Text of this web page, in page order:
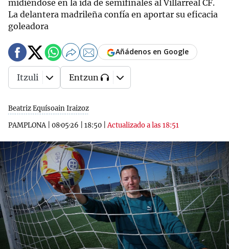
midiéndose en la ida de semifinales al Villarreal CF.
La delantera madrileña confía en aportar su eficacia
goleadora
Beatriz Equísoain Iraizoz
PAMPLONA| 08·05·26 18:50 |Actualizado a las 18:51
Añádenos en Google
Itzuli Entzun